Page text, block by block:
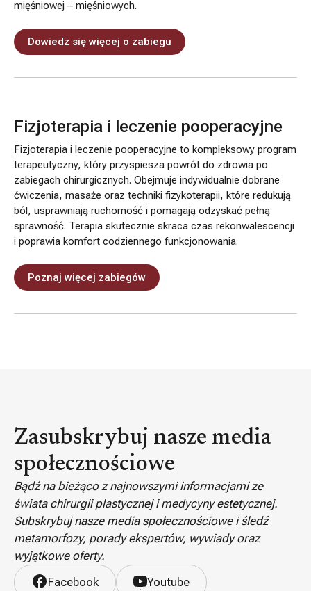
mięśniowej – mięśniowych.
Dowiedz się więcej o zabiegu
Fizjoterapia i leczenie pooperacyjne
Fizjoterapia i leczenie pooperacyjne to kompleksowy program
terapeutyczny, który przyspiesza powrót do zdrowia po
zabiegach chirurgicznych. Obejmuje indywidualnie dobrane
ćwiczenia, masaże oraz techniki fizykoterapii, które redukują
ból, usprawniają ruchomość i pomagają odzyskać pełną
sprawność. Terapia skutecznie skraca czas rekonwalescencji
i poprawia komfort codziennego funkcjonowania.
Poznaj więcej zabiegów
Zasubskrybuj nasze media
społecznościowe
Bądź na bieżąco z najnowszymi informacjami ze
świata chirurgii plastycznej i medycyny estetycznej.
Subskrybuj nasze media społecznościowe i śledź
metamorfozy, porady ekspertów, wywiady oraz
wyjątkowe oferty.
Facebook
Youtube